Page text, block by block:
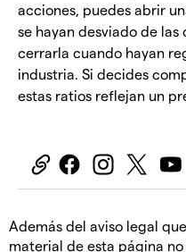
acciones, puedes abrir
se hayan desviado de
cerrarla cuando hayan
industria. Si decides
estas ratios reflejan un
Además del aviso legal
material de esta página